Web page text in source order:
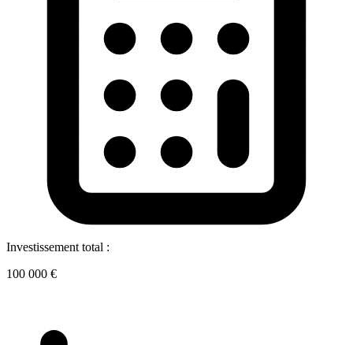
Investissement total :
100 000 €